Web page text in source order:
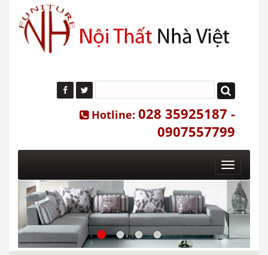
Hotline: 028 35925187 -
0907557799
Toggle